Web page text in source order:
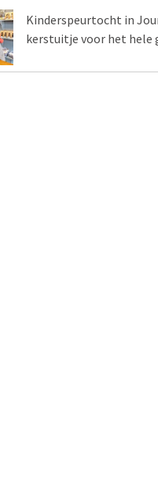
Kinderspeurtocht in
kerstuitje voor het hele